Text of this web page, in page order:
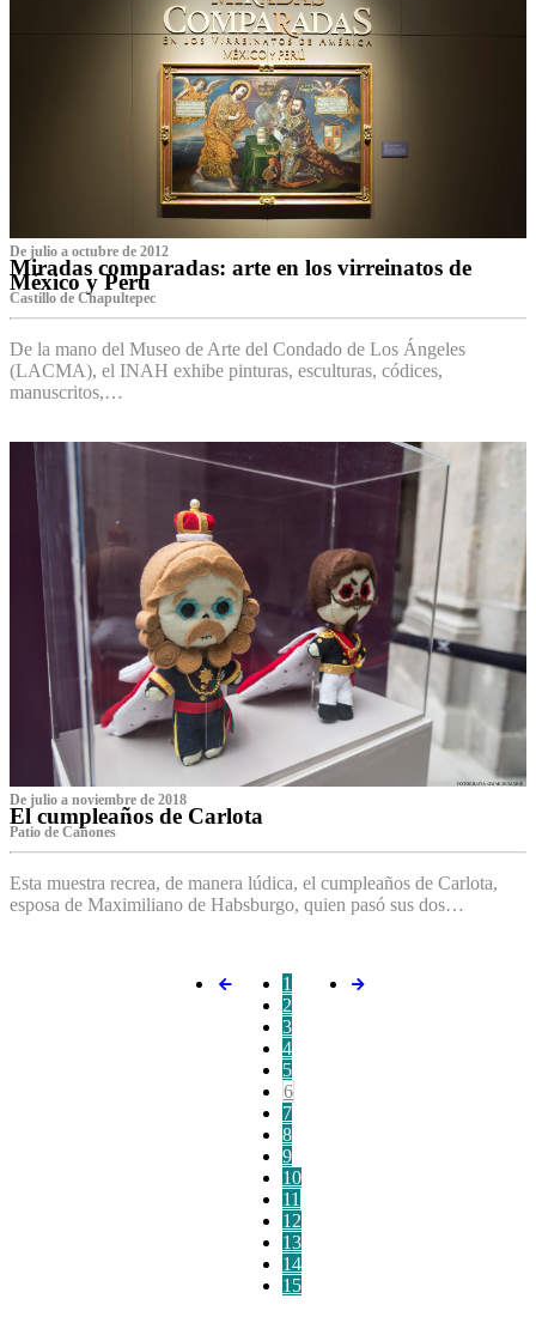
De julio a octubre de 2012
Miradas comparadas: arte en los virreinatos de
México y Perú
Castillo de Chapultepec
De la mano del Museo de Arte del Condado de Los Ángeles
(LACMA), el INAH exhibe pinturas, esculturas, códices,
manuscritos,…
De julio a noviembre de 2018
El cumpleaños de Carlota
Patio de Cañones
Esta muestra recrea, de manera lúdica, el cumpleaños de Carlota,
esposa de Maximiliano de Habsburgo, quien pasó sus dos…
1
2
3
4
5
6
7
8
9
10
11
12
13
14
15